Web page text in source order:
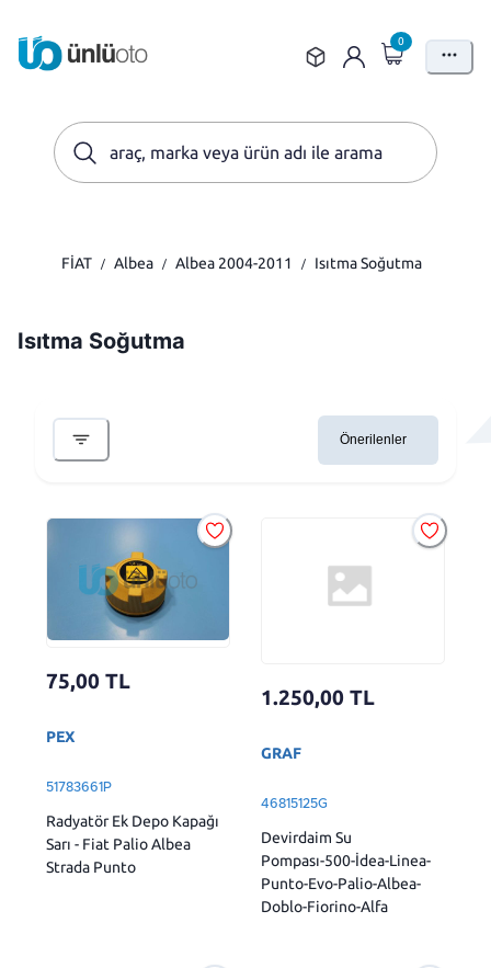
0
FİAT / Albea / Albea 2004-2011 / Isıtma Soğutma
Isıtma Soğutma
75,00 TL
PEX
51783661P
Radyatör Ek Depo Kapağı
Sarı - Fiat Palio Albea
Strada Punto
1.250,00 TL
GRAF
46815125G
Devirdaim Su
Pompası-500-İdea-Linea-
Punto-Evo-Palio-Albea-
Doblo-Fiorino-Alfa